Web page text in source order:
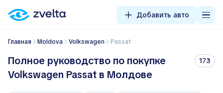
Добавить авто
Главная Moldova Volkswagen Passat
Полное руководство по покупке
Volkswagen Passat в Молдове
173